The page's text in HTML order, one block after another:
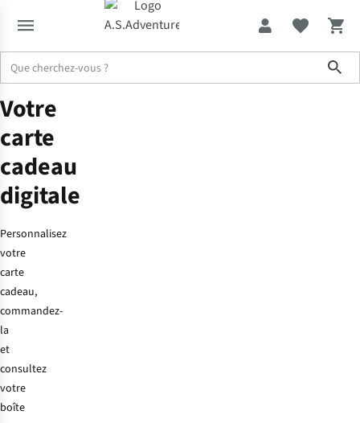
Accueil Carte cadeau digitale
Votre
carte
cadeau
digitale
Personnalisez
votre
carte
cadeau,
commandez-
la
et
consultez
votre
boîte